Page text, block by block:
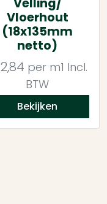
Vloerhout
(18x135mm
netto)
2,84 per m1 Incl.
BTW
Bekijken